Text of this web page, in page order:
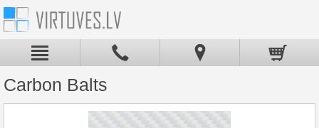
Carbon Balts